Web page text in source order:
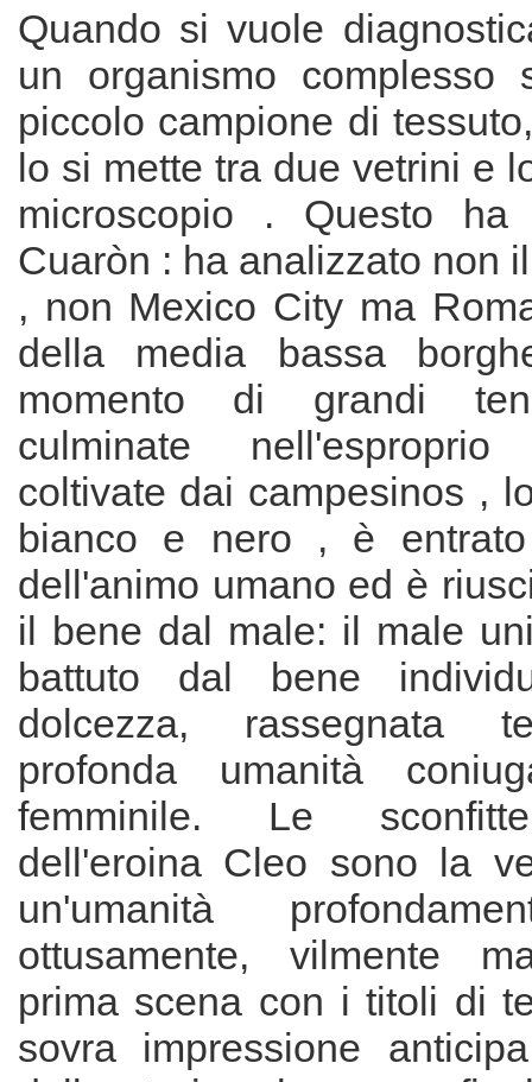
Quando si vuole
un organismo complesso
piccolo campione di
lo si mette tra due vetrini e
microscopio . Questo ha
Cuaròn : ha analizzato non
, non Mexico City ma
della media bassa
momento di grandi
culminate
coltivate dai campesinos ,
bianco e nero , è
dell'animo umano ed è
il bene dal male: il male
battuto dal bene
dolcezza, rassegnata
profonda umanità
femminile. Le
dell'eroina Cleo sono la
un'umanità
ottusamente, vilmente
prima scena con i titoli di
sovra impressione